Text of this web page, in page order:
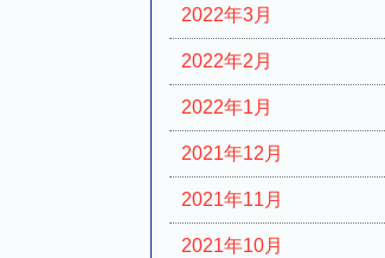
2022年3月
2022年2月
2022年1月
2021年12月
2021年11月
2021年10月